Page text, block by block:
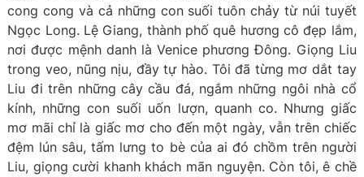
cong cong và cả những con suối tuôn chảy từ núi tuyết
Ngọc Long. Lệ Giang, thành phố quê hương cô đẹp lắm,
nơi được mệnh danh là Venice phương Đông. Giọng Liu
trong veo, nũng nịu, đầy tự hào. Tôi đã từng mơ dắt tay
Liu đi trên những cây cầu đá, ngắm những ngôi nhà cổ
kính, những con suối uốn lượn, quanh co. Nhưng giấc
mơ mãi chỉ là giấc mơ cho đến một ngày, vẫn trên chiếc
đệm lún sâu, tấm lưng to bè của ai đó chồm trên người
Liu, giọng cười khanh khách mãn nguyện. Còn tôi, ê chề